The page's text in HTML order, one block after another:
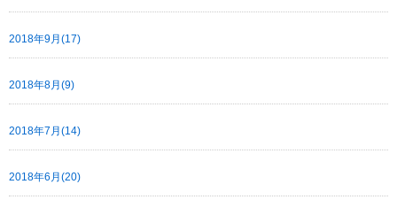
2018年9月(17)
2018年8月(9)
2018年7月(14)
2018年6月(20)